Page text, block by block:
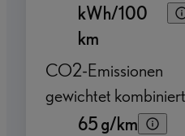
kWh/100
km
CO2-Emissionen
gewichtet kombiniert
65 g/km